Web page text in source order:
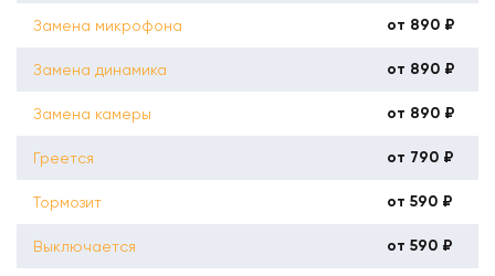
Замена микрофона от 890 ₽
Замена динамика от 890 ₽
Замена камеры от 890 ₽
Греется от 790 ₽
Тормозит от 590 ₽
Выключается от 590 ₽